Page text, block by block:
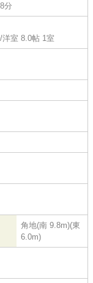
分
/洋室 8.0帖 1室
角地(南 9.8m)(東
6.0m)